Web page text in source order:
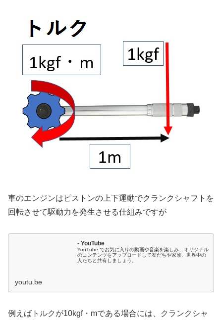
車のエンジンはピストンの上下運動でクランクシャフトを
回転させて駆動力を発生させる仕組みですが
- YouTube
YouTube でお気に入りの動画や音楽を楽しみ、オリジナル
のコンテンツをアップロードして友だちや家族、世界中の
人たちと共有しましょう。
youtu.be
例えばトルクが10kgf・mである場合には、クランクシャ